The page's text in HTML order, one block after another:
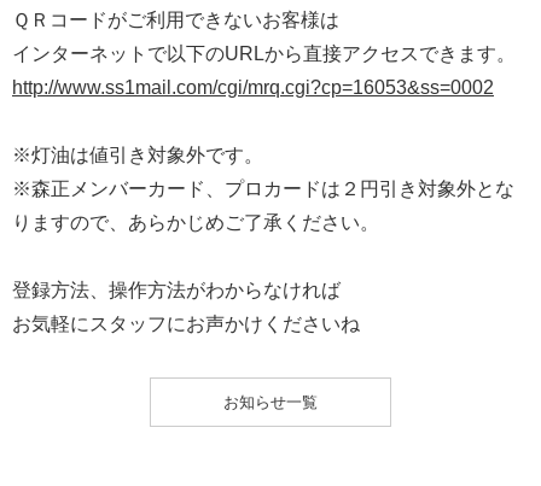
ＱＲコードがご利用できないお客様は
インターネットで以下のURLから直接アクセスできます。
http://www.ss1mail.com/cgi/mrq.cgi?cp=16053&ss=0002
※灯油は値引き対象外です。
※森正メンバーカード、プロカードは２円引き対象外とな
りますので、あらかじめご了承ください。
登録方法、操作方法がわからなければ
お気軽にスタッフにお声かけくださいね
お知らせ一覧